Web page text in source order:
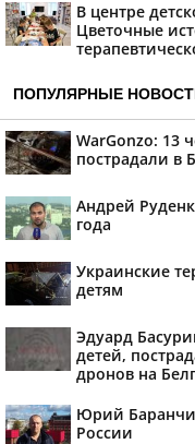
В центре
Цветочные
ПОПУЛЯРНЫЕ
WarGonzo: 13
пострадали в
Андрей
года
Украинские
детям
Эдуард
детей,
дронов на
Юрий
России